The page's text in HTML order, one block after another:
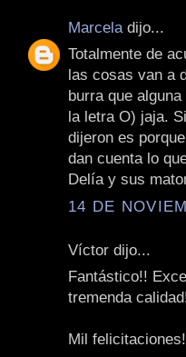
Marcela dijo...
Totalmente de
las cosas van a
burra que
la letra O) jaja.
dijeron es
dan cuenta lo
Delía y sus
14 DE
Víctor dijo...
Fantástico!!
tremenda
Mil